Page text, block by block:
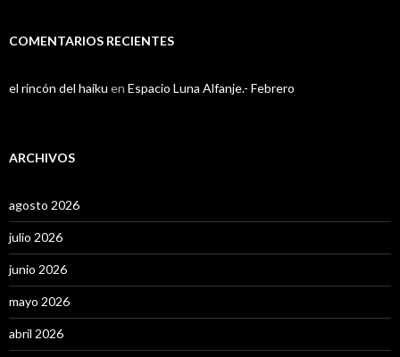
COMENTARIOS RECIENTES
el rincón del haiku en Espacio Luna Alfanje.- Febrero
ARCHIVOS
agosto 2026
julio 2026
junio 2026
mayo 2026
abril 2026